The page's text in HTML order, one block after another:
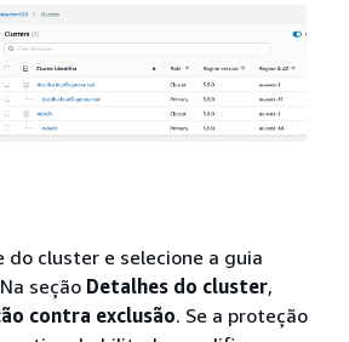
do cluster e selecione a guia
seção Detalhes do cluster,
contra exclusão. Se a proteção